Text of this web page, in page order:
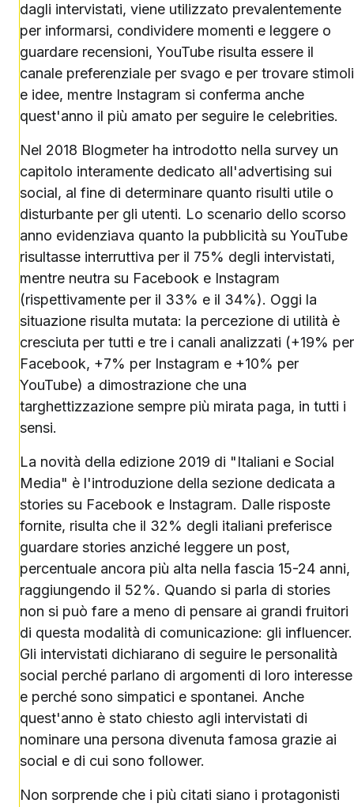
dagli intervistati, viene utilizzato prevalentemente
per informarsi, condividere momenti e leggere o
guardare recensioni, YouTube risulta essere il
canale preferenziale per svago e per trovare stimoli
e idee, mentre Instagram si conferma anche
quest'anno il più amato per seguire le celebrities.
Nel 2018 Blogmeter ha introdotto nella survey un
capitolo interamente dedicato all'advertising sui
social, al fine di determinare quanto risulti utile o
disturbante per gli utenti. Lo scenario dello scorso
anno evidenziava quanto la pubblicità su YouTube
risultasse interruttiva per il 75% degli intervistati,
mentre neutra su Facebook e Instagram
(rispettivamente per il 33% e il 34%). Oggi la
situazione risulta mutata: la percezione di utilità è
cresciuta per tutti e tre i canali analizzati (+19% per
Facebook, +7% per Instagram e +10% per
YouTube) a dimostrazione che una
targhettizzazione sempre più mirata paga, in tutti i
sensi.
La novità della edizione 2019 di "Italiani e Social
Media" è l'introduzione della sezione dedicata a
stories su Facebook e Instagram. Dalle risposte
fornite, risulta che il 32% degli italiani preferisce
guardare stories anziché leggere un post,
percentuale ancora più alta nella fascia 15-24 anni,
raggiungendo il 52%. Quando si parla di stories
non si può fare a meno di pensare ai grandi fruitori
di questa modalità di comunicazione: gli influencer.
Gli intervistati dichiarano di seguire le personalità
social perché parlano di argomenti di loro interesse
e perché sono simpatici e spontanei. Anche
quest'anno è stato chiesto agli intervistati di
nominare una persona divenuta famosa grazie ai
social e di cui sono follower.
Non sorprende che i più citati siano i protagonisti